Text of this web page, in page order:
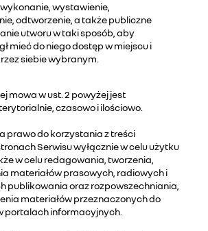
wystawienie,
odtworzenie, a także publiczne
utworu w taki sposób, aby
mieć do niego dostęp w miejscu i
siebie wybranym.
mowa w ust. 2 powyżej jest
czasowo i ilościowo.
prawo do korzystania z treści
Serwisu wyłącznie w celu użytku
w celu redagowania, tworzenia,
materiałów prasowych, radiowych i
publikowania oraz rozpowszechniania,
materiałów przeznaczonych do
portalach informacyjnych.